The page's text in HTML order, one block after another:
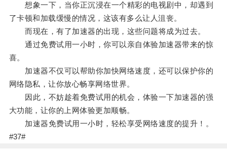
想象一下，当你正沉浸在一个精彩的电视剧中，却遇到
了卡顿和加载缓慢的情况，这该有多么让人沮丧。
而现在，有了加速器的出现，这些问题将成为过去。
通过免费试用一小时，你可以亲自体验加速器带来的惊
喜。
加速器不仅可以帮助你加快网络速度，还可以保护你的
网络隐私，让你放心畅享网络世界。
因此，不妨趁着免费试用的机会，体验一下加速器的强
大功能，让你的上网体验更加顺畅。
加速器免费试用一小时，轻松享受网络速度的提升！。
#37#